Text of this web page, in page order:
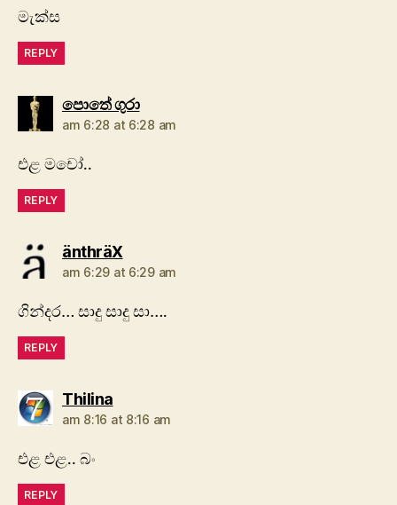
මැක්ස
REPLY
පොතේ ගුරාsays:
am 6:28 at 6:28 am
එළ මචෝ..
REPLY
änthräXsays:
am 6:29 at 6:29 am
ගින්දර… සාදු සාදු සා….
REPLY
Thilinasays:
am 8:16 at 8:16 am
එළ එළ.. බං
REPLY